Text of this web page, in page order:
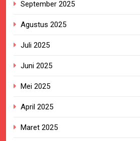
September 2025
Agustus 2025
Juli 2025
Juni 2025
Mei 2025
April 2025
Maret 2025